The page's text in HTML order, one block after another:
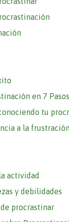
en 7 Pasos
tu
a la frustración
actividad
y debilidades
procrastinar